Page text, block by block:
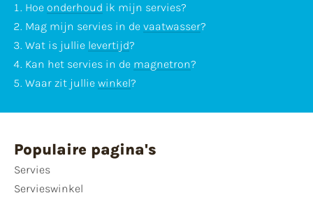
Hoe onderhoud ik mijn servies?
Mag mijn servies in de vaatwasser?
Wat is jullie levertijd?
Kan het servies in de magnetron?
Waar zit jullie winkel?
Populaire pagina's
Servies
Servieswinkel